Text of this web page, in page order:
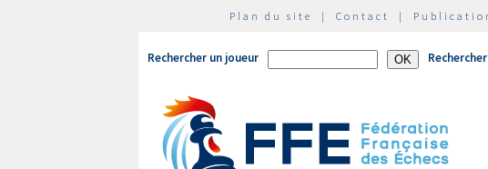
Plan du site | Contact |
Rechercher un joueur